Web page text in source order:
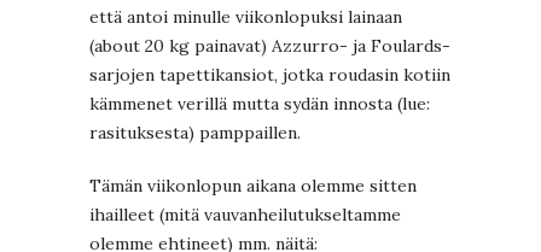
että antoi minulle viikonlopuksi lainaan
(about 20 kg painavat) Azzurro- ja Foulards-
sarjojen tapettikansiot, jotka roudasin kotiin
kämmenet verillä mutta sydän innosta (lue:
rasituksesta) pamppaillen.
Tämän viikonlopun aikana olemme sitten
ihailleet (mitä vauvanheilutukseltamme
olemme ehtineet) mm. näitä: